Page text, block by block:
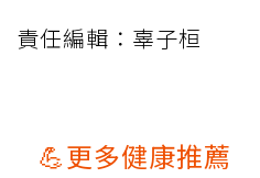
責任編輯：辜子桓
💪更多健康推薦